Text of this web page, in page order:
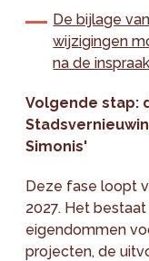
De bijlage
wijzigingen
na de
Volgende stap:
Simonis'
Deze fase loopt
2027. Het
eigendommen
projecten, de